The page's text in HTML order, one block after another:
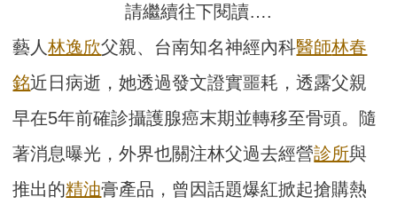
請繼續往下閱讀….
藝人林逸欣父親、台南知名神經內科醫師林春
銘近日病逝，她透過發文證實噩耗，透露父親
早在5年前確診攝護腺癌末期並轉移至骨頭。隨
著消息曝光，外界也關注林父過去經營診所與
推出的精油膏產品，曾因話題爆紅掀起搶購熱